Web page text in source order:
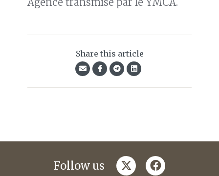
Share this article
Follow us twitterfacebook